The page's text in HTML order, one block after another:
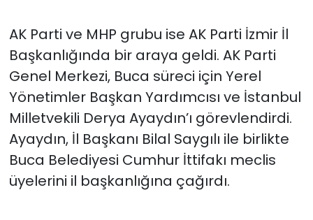
AK Parti ve MHP grubu ise AK Parti İzmir İl
Başkanlığında bir araya geldi. AK Parti
Genel Merkezi, Buca süreci için Yerel
Yönetimler Başkan Yardımcısı ve İstanbul
Milletvekili Derya Ayaydın’ı görevlendirdi.
Ayaydın, İl Başkanı Bilal Saygılı ile birlikte
Buca Belediyesi Cumhur İttifakı meclis
üyelerini il başkanlığına çağırdı.